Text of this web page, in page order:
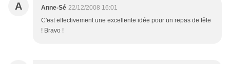
A Anne-Sé 22/12/2008 16:01
C'est effectivement une excellente idée pour un repas de fête
! Bravo !